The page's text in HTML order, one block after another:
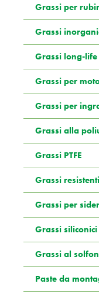
Grassi per
Grassi
Grassi long-life
Grassi per
Grassi per
Grassi alla
Grassi PTFE
Grassi
Grassi per
Grassi siliconici
Grassi al
Paste da